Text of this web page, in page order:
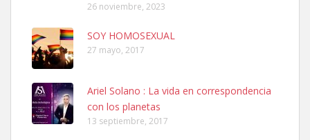
Ninfa perdida
El día 5 se los perdió una ninfa papillera, asustada tiene miedo a la
calle, se perdió por la zon...
26 noviembre, 2023
SOY HOMOSEXUAL
27 mayo, 2017
Ariel Solano : La vida en correspondencia
con los planetas
13 septiembre, 2017